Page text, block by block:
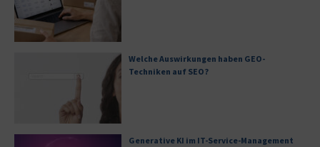
Welche Auswirkungen haben GEO-
Techniken auf SEO?
Generative KI im IT-Service-Management